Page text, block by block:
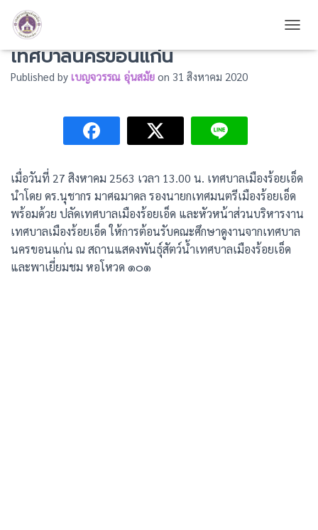
ให้การต้อนรับคณะศึกษาดูงานจาก
เทศบาลนครขอนแก่น
Published by เบญจวรรณ อุ่นสมัย on 31 สิงหาคม 2020
เมื่อวันที่ 27 สิงหาคม 2563 เวลา 13.00 น. เทศบาลเมืองร้อยเอ็ด
นำโดย ดร.นุชากร มาศฉมาดล รองนายกเทศมนตรีเมืองร้อยเอ็ด
พร้อมด้วย ปลัดเทศบาลเมืองร้อยเอ็ด และหัวหน้าส่วนบริหารงาน
เทศบาลเมืองร้อยเอ็ด ให้การต้อนรับคณะศึกษาดูงานจากเทศบาล
นครขอนแก่น ณ สถานแสดงพันธุ์สัตว์น้ำเทศบาลเมืองร้อยเอ็ด
และพาเยี่ยมชม หอโหวด ๑๐๑